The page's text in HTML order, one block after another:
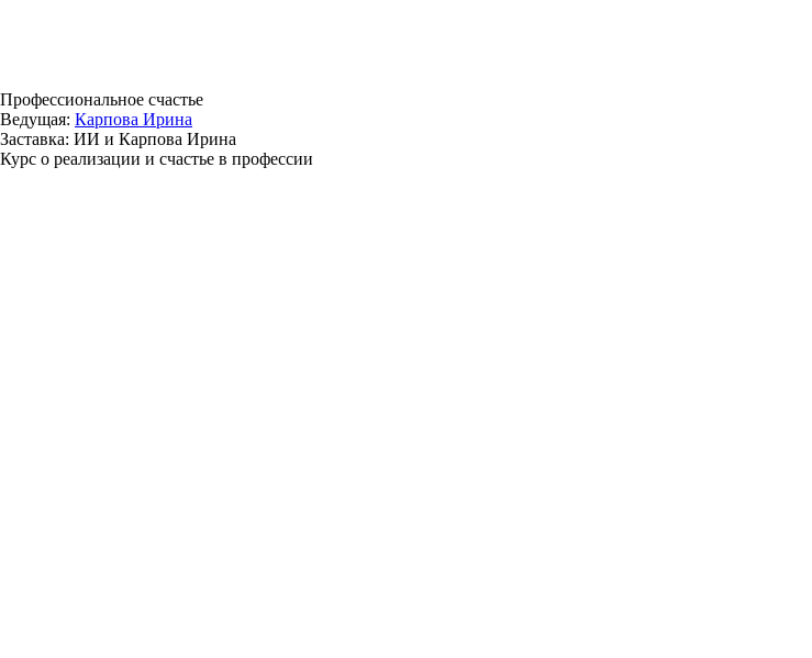
Профессиональное счастье
Ведущая: Карпова Ирина
Заставка: ИИ и Карпова Ирина
Курс о реализации и счастье в профессии